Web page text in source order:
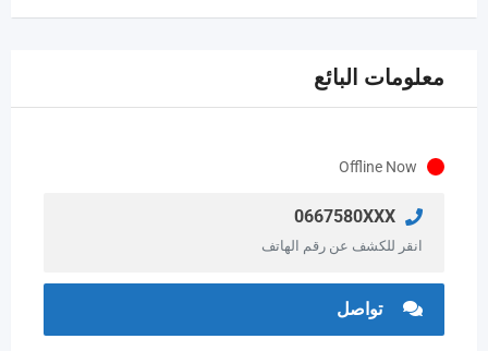
معلومات البائع
Offline Now
0667580XXX
انقر للكشف عن رقم الهاتف
تواصل